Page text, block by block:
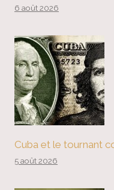
6 août 2026
Cuba et le tournant
5 août 2026